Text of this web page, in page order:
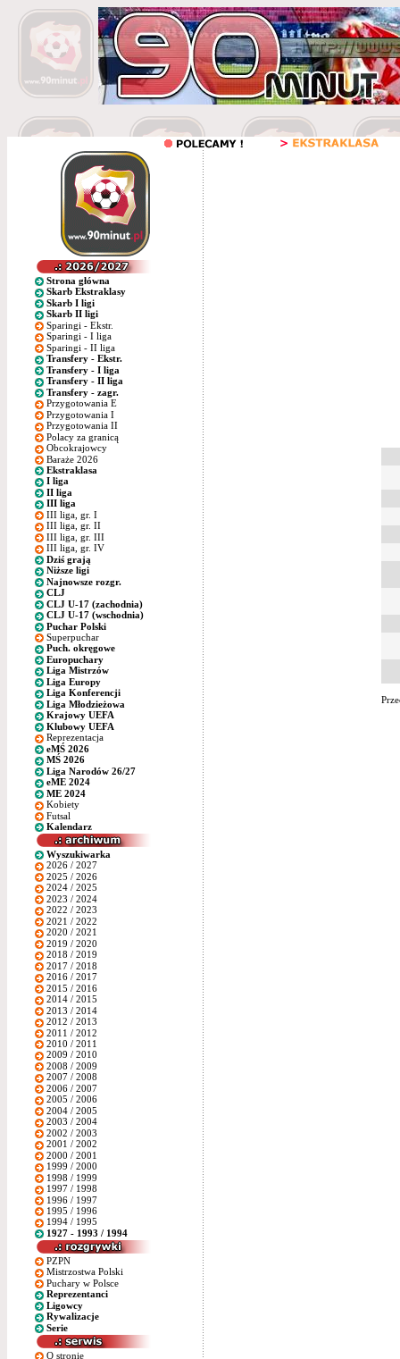
Strona główna
Skarb Ekstraklasy
Skarb I ligi
Skarb II ligi
Sparingi - Ekstr.
Sparingi - I liga
Sparingi - II liga
Transfery - Ekstr.
Transfery - I liga
Transfery - II liga
Transfery - zagr.
Przygotowania E
Przygotowania I
Przygotowania II
Polacy za granicą
Obcokrajowcy
Baraże 2026
Ekstraklasa
I liga
II liga
III liga
III liga, gr. I
III liga, gr. II
III liga, gr. III
III liga, gr. IV
Dziś grają
Niższe ligi
Najnowsze rozgr.
CLJ
CLJ U-17 (zachodnia)
CLJ U-17 (wschodnia)
Puchar Polski
Superpuchar
Puch. okręgowe
Europuchary
Liga Mistrzów
Liga Europy
Liga Konferencji
Liga Młodzieżowa
Krajowy UEFA
Klubowy UEFA
Reprezentacja
eMŚ 2026
MŚ 2026
Liga Narodów 26/27
eME 2024
ME 2024
Kobiety
Futsal
Kalendarz
Wyszukiwarka
2026 / 2027
2025 / 2026
2024 / 2025
2023 / 2024
2022 / 2023
2021 / 2022
2020 / 2021
2019 / 2020
2018 / 2019
2017 / 2018
2016 / 2017
2015 / 2016
2014 / 2015
2013 / 2014
2012 / 2013
2011 / 2012
2010 / 2011
2009 / 2010
2008 / 2009
2007 / 2008
2006 / 2007
2005 / 2006
2004 / 2005
2003 / 2004
2002 / 2003
2001 / 2002
2000 / 2001
1999 / 2000
1998 / 1999
1997 / 1998
1996 / 1997
1995 / 1996
1994 / 1995
1927 - 1993 / 1994
PZPN
Mistrzostwa Polski
Puchary w Polsce
Reprezentanci
Ligowcy
Rywalizacje
Serie
O stronie